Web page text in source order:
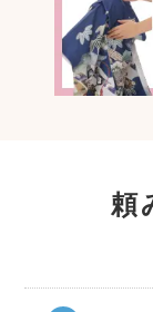
頼